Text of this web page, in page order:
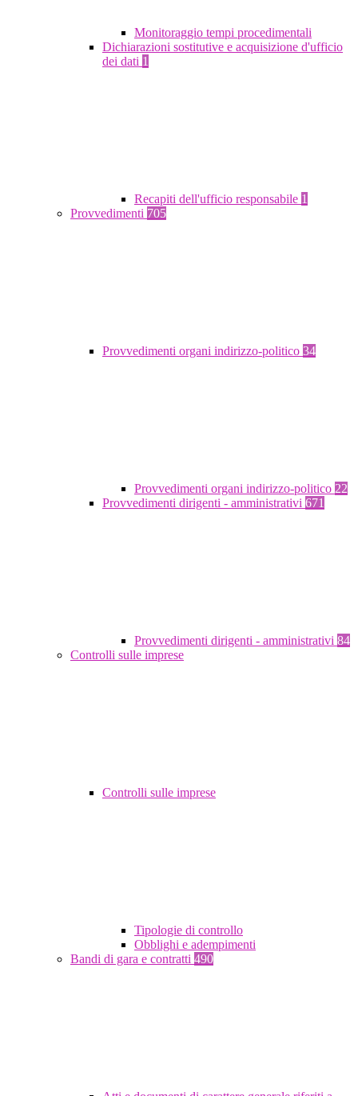
Monitoraggio tempi procedimentali
Dichiarazioni sostitutive e acquisizione d'ufficio
dei dati 1
Recapiti dell'ufficio responsabile 1
Provvedimenti 705
Provvedimenti organi indirizzo-politico 34
Provvedimenti organi indirizzo-politico 22
Provvedimenti dirigenti - amministrativi 671
Provvedimenti dirigenti - amministrativi 84
Controlli sulle imprese
Controlli sulle imprese
Tipologie di controllo
Obblighi e adempimenti
Bandi di gara e contratti 490